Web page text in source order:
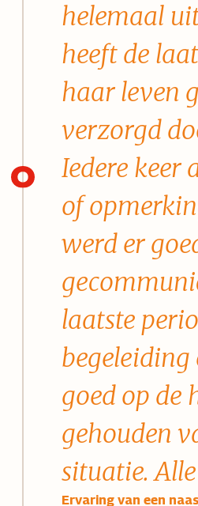
helemaal
heeft de
haar leven
verzorgd
Iedere keer
of
werd er
laatste
begeleiding
goed op de
gehouden
situatie.
Ervaring van een